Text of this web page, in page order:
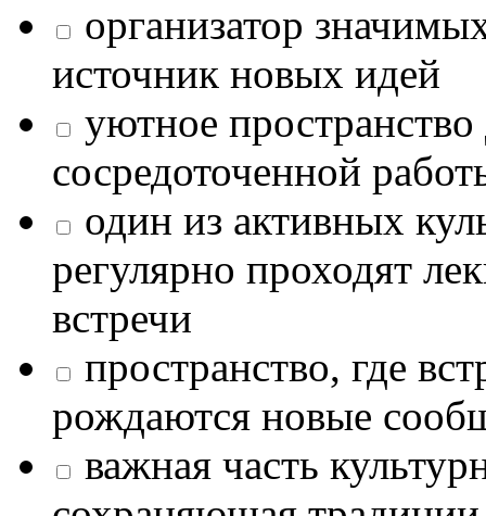
организатор
источник новых идей
уютное
сосредоточенной
один из активных
регулярно проходят
встречи
пространство, где
рождаются новые
важная часть